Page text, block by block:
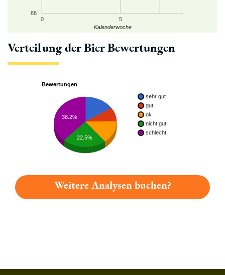
0 5
88
Kalenderwoche
Verteilung der Bier Bewertungen
Bewertungen
sehr gut
gut
ok
nicht gut
schlecht
38.2%
22.5%
Weitere Analysen buchen?